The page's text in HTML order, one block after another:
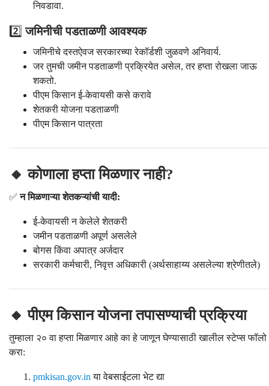
निवडावा.
2️⃣जमिनीची पडताळणी आवश्यक
जमिनीचे दस्तऐवज सरकारच्या रेकॉर्डशी जुळवणे अनिवार्य.
जर तुमची जमीन पडताळणी प्रक्रियेत असेल, तर हप्ता रोखला जाऊ
शकतो.
पीएम किसान ई-केवायसी कसे करावे
शेतकरी योजना पडताळणी
पीएम किसान पात्रता
🔸 कोणाला हप्ता मिळणार नाही?
✅न मिळणाऱ्या शेतकऱ्यांची यादी:
ई-केवायसी न केलेले शेतकरी
जमीन पडताळणी अपूर्ण असलेले
बोगस किंवा अपात्र अर्जदार
सरकारी कर्मचारी, निवृत्त अधिकारी (अर्थसाहाय्य असलेल्या श्रेणीतले)
🔸 पीएम किसान योजना तपासण्याची प्रक्रिया
तुम्हाला २० वा हप्ता मिळणार आहे का हे जाणून घेण्यासाठी खालील स्टेप्स फॉलो
करा:
pmkisan.gov.in या वेबसाईटला भेट द्या